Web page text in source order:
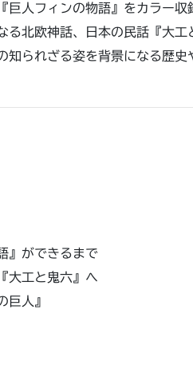
巨人フィンの物語』をカラー収
る北欧神話、日本の民話『大
知られざる姿を背景になる歴
』ができるまで
大工と鬼六』へ
人』